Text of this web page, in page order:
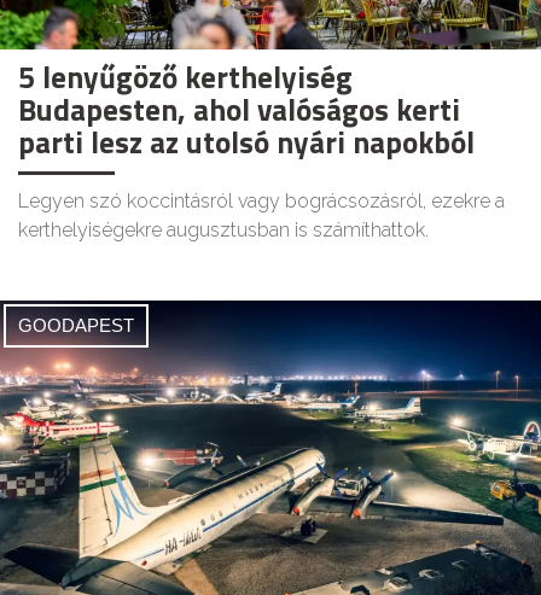
5 lenyűgöző kerthelyiség
Budapesten, ahol valóságos kerti
parti lesz az utolsó nyári napokból
Legyen szó koccintásról vagy bográcsozásról, ezekre a
kerthelyiségekre augusztusban is számíthattok.
GOODAPEST